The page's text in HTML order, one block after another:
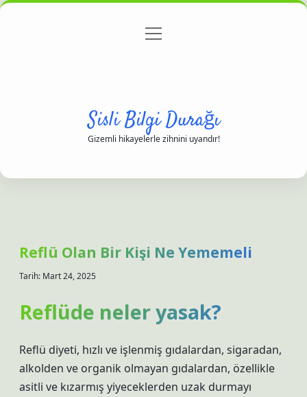
Gizlilik Politikası
menüyü
Sisli Bilgi Durağı
Gizemli hikayelerle zihnini uyandır!
Reflü Olan Bir Kişi Ne Yememeli
Tarih: Mart 24, 2025
Reflüde neler yasak?
Reflü diyeti, hızlı ve işlenmiş gıdalardan, sigaradan,
alkolden ve organik olmayan gıdalardan, özellikle
asitli ve kızarmış yiyeceklerden uzak durmayı